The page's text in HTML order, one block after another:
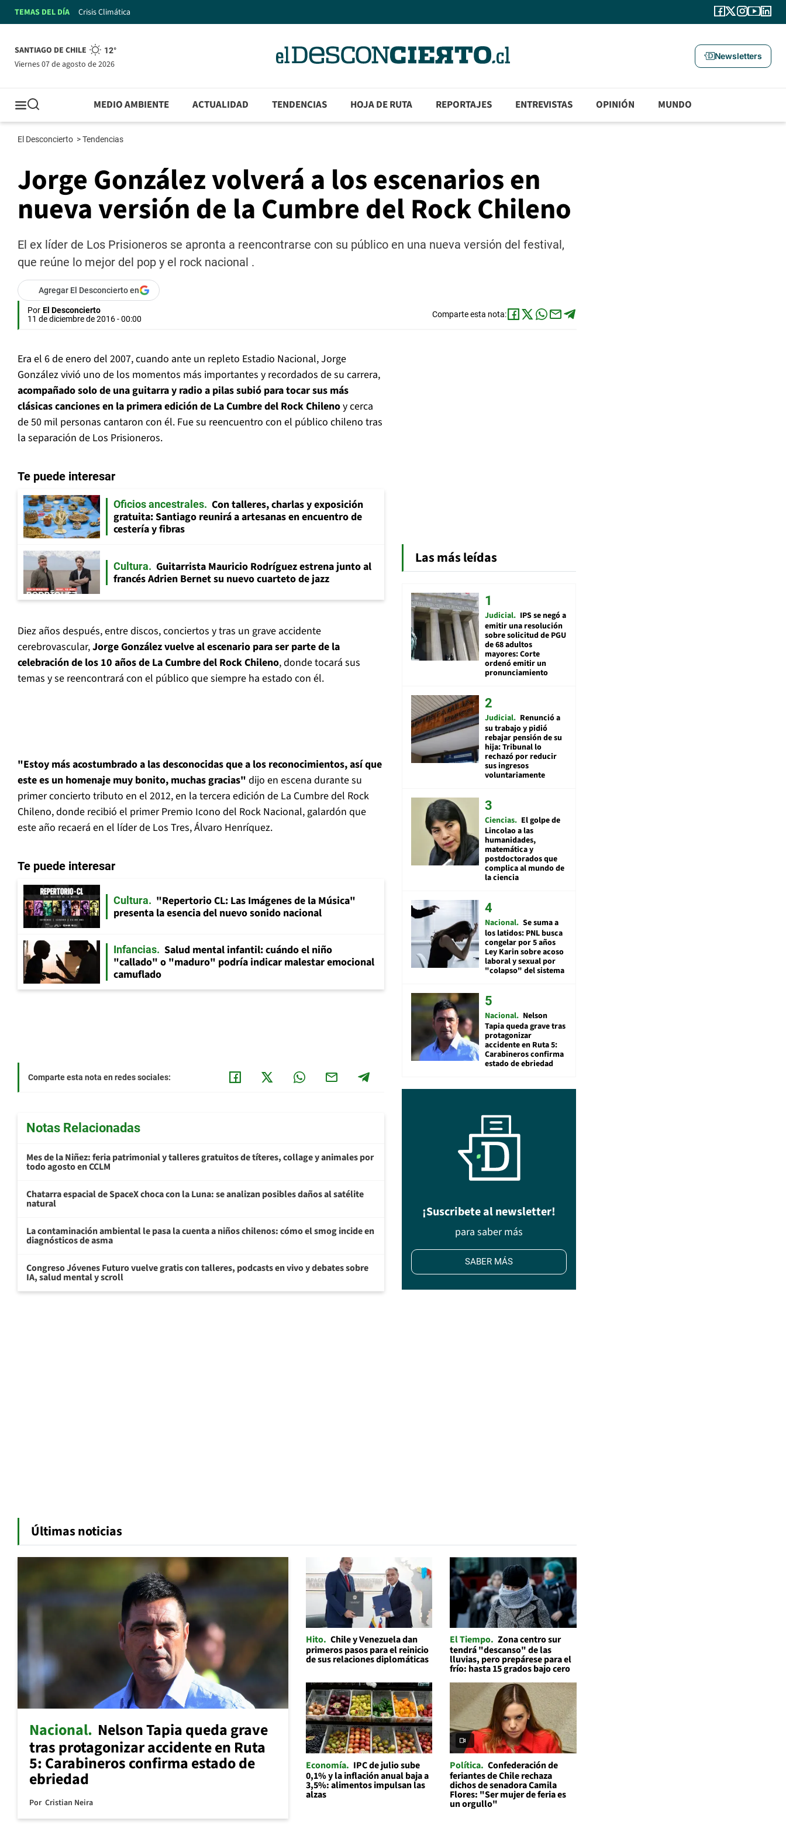
TEMAS DEL DÍA Crisis Climática
SANTIAGO DE CHILE 12°
viernes 07 de agosto de 2026
Newsletters
MEDIO AMBIENTE ACTUALIDAD TENDENCIAS HOJA DE RUTA REPORTAJES ENTREVISTAS OPINIÓN MUNDO
El Desconcierto >Tendencias
Jorge González volverá a los escenarios en
nueva versión de la Cumbre del Rock Chileno
El ex líder de Los Prisioneros se apronta a reencontrarse con su público en una nueva versión del festival,
que reúne lo mejor del pop y el rock nacional .
Agregar El Desconcierto en
Por El Desconcierto
11 de diciembre de 2016 - 00:00
Comparte esta nota:
Era el 6 de enero del 2007, cuando ante un repleto Estadio Nacional, Jorge
González vivió uno de los momentos más importantes y recordados de su carrera,
acompañado solo de una guitarra y radio a pilas subió para tocar sus más
clásicas canciones en la primera edición de La Cumbre del Rock Chilenoy cerca
de 50 mil personas cantaron con él. Fue su reencuentro con el público chileno tras
la separación de Los Prisioneros.
Te puede interesar
Oficios ancestrales
Con talleres, charlas y exposición
gratuita: Santiago reunirá a artesanas en encuentro de
cestería y fibras
Cultura
Guitarrista Mauricio Rodríguez estrena junto al
francés Adrien Bernet su nuevo cuarteto de jazz
Diez años después, entre discos, conciertos y tras un grave accidente
cerebrovascular,Jorge González vuelve al escenario para ser parte de la
celebración de los 10 años de La Cumbre del Rock Chileno, donde tocará sus
temas y se reencontrará con el público que siempre ha estado con él.
"Estoy más acostumbrado a las desconocidas que a los reconocimientos, así que
este es un homenaje muy bonito, muchas gracias" dijo en escena durante su
primer concierto tributo en el 2012, en la tercera edición de La Cumbre del Rock
Chileno, donde recibió el primer Premio Icono del Rock Nacional, galardón que
este año recaerá en el líder de Los Tres, Álvaro Henríquez.
Te puede interesar
Cultura
"Repertorio CL: Las Imágenes de la Música"
presenta la esencia del nuevo sonido nacional
Infancias
Salud mental infantil: cuándo el niño
"callado" o "maduro" podría indicar malestar emocional
camuflado
Comparte esta nota en redes sociales:
Notas Relacionadas
Mes de la Niñez: feria patrimonial y talleres gratuitos de títeres, collage y animales por
todo agosto en CCLM
Chatarra espacial de SpaceX choca con la Luna: se analizan posibles daños al satélite
natural
La contaminación ambiental le pasa la cuenta a niños chilenos: cómo el smog incide en
diagnósticos de asma
Congreso Jóvenes Futuro vuelve gratis con talleres, podcasts en vivo y debates sobre
IA, salud mental y scroll
Las más leídas
Judicial IPS se negó a
emitir una resolución
sobre solicitud de PGU
de 68 adultos
mayores: Corte
ordenó emitir un
pronunciamiento
Judicial Renunció a
su trabajo y pidió
rebajar pensión de su
hija: Tribunal lo
rechazó por reducir
sus ingresos
voluntariamente
Ciencias El golpe de
Lincolao a las
humanidades,
matemática y
postdoctorados que
complica al mundo de
la ciencia
Nacional Se suma a
los latidos: PNL busca
congelar por 5 años
Ley Karin sobre acoso
laboral y sexual por
"colapso" del sistema
Nacional Nelson
Tapia queda grave tras
protagonizar
accidente en Ruta 5:
Carabineros confirma
estado de ebriedad
¡Suscribete al newsletter!
para saber más
SABER MÁS
Últimas noticias
Nacional Nelson Tapia queda grave
tras protagonizar accidente en Ruta
5: Carabineros confirma estado de
ebriedad
Por Cristian Neira
Hito Chile y Venezuela dan
primeros pasos para el reinicio
de sus relaciones diplomáticas
El Tiempo Zona centro sur
tendrá "descanso" de las
lluvias, pero prepárese para el
frío: hasta 15 grados bajo cero
Economía
IPC de julio sube
0,1% y la inflación anual baja a
3,5%: alimentos impulsan las
alzas
Política Confederación de
feriantes de Chile rechaza
dichos de senadora Camila
Flores: "Ser mujer de feria es
un orgullo"